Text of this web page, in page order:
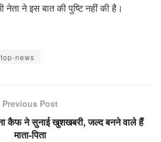
नेता ने इस बात की पुष्टि नहीं की है।
top-news
Previous Post
कैफ ने सुनाई खुशखबरी, जल्द बनने वाले हैं
माता-पिता